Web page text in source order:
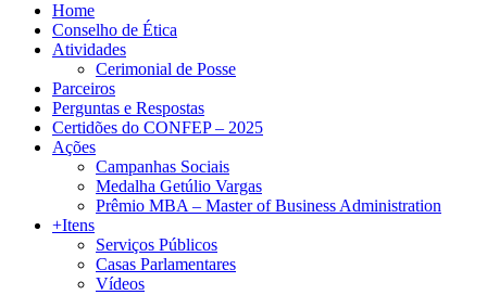
Home
Conselho de Ética
Atividades
Cerimonial de Posse
Parceiros
Perguntas e Respostas
Certidões do CONFEP – 2025
Ações
Campanhas Sociais
Medalha Getúlio Vargas
Prêmio MBA – Master of Business Administration
+Itens
Serviços Públicos
Casas Parlamentares
Vídeos